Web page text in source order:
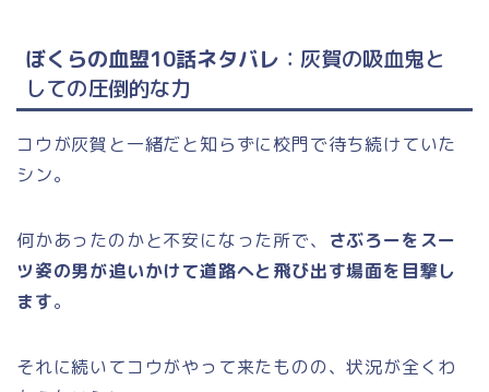
ぼくらの血盟10話ネタバレ ：灰賀の吸血鬼と
しての圧倒的な力
コウが灰賀と一緒だと知らずに校門で待ち続けていた
シン。
何かあったのかと不安になった所で、
さぶろーをスー
ツ姿の男が追いかけて道路へと飛び出す場面を目撃し
ます。
それに続いてコウがやって来たものの、状況が全くわ